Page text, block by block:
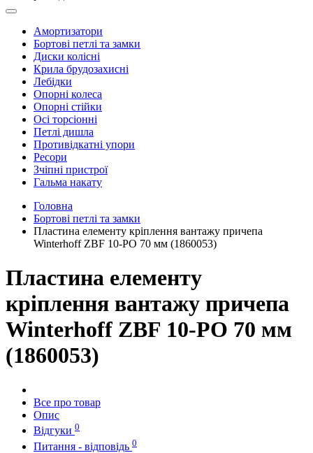
Амортизатори
Бортові петлі та замки
Диски колісні
Крила брудозахисні
Лебідки
Опорні колеса
Опорні стійки
Осі торсіонні
Петлі дишла
Противідкатні упори
Ресори
Зчіпні пристрої
Гальма накату
Головна
Бортові петлі та замки
Пластина елементу кріплення вантажу причепа
Winterhoff ZBF 10-РО 70 мм (1860053)
Пластина елементу
кріплення вантажу причепа
Winterhoff ZBF 10-РО 70 мм
(1860053)
Все про товар
Опис
Відгуки 0
Питання - відповідь 0